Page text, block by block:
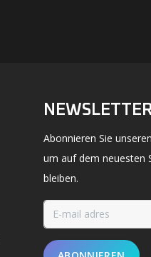
NEWSLETTER
Abonnieren Sie
um auf dem neuesten
bleiben.